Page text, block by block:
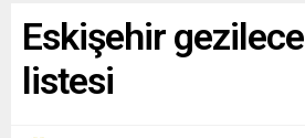
Eskişehir
listesi